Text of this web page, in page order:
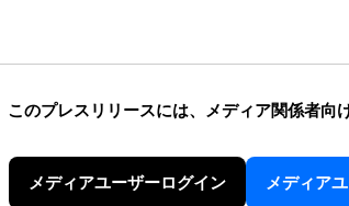
このプレスリリースには、 メディア関係者向
メディアユーザーログイン メディア